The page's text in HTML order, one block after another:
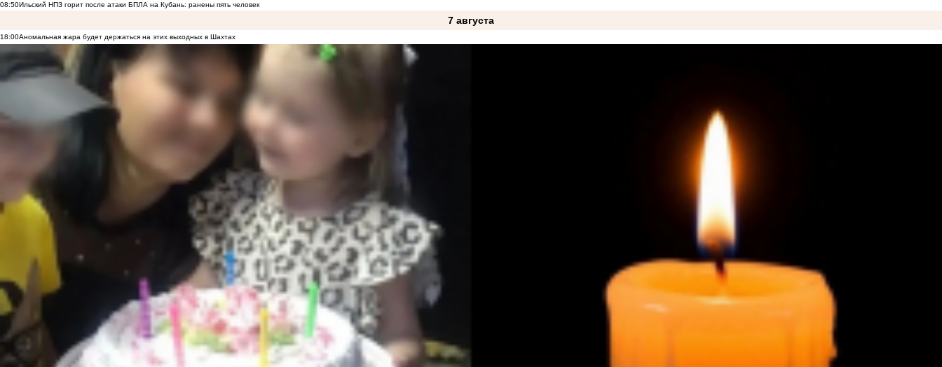
08:50Ильский НПЗ горит после атаки БПЛА на Кубань: ранены пять человек
7 августа
18:00Аномальная жара будет держаться на этих выходных в Шахтах